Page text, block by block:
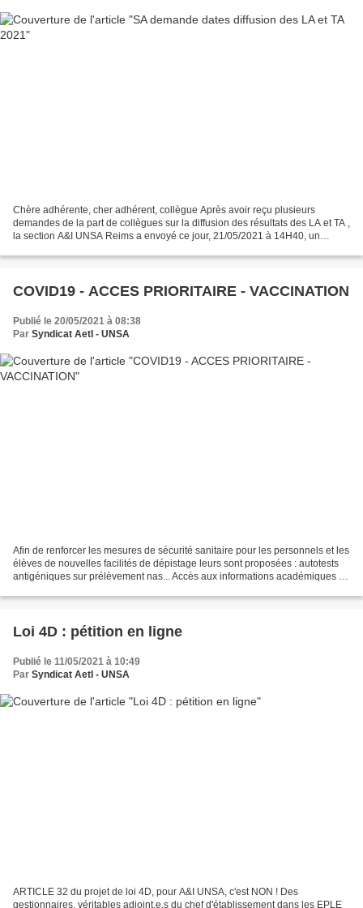
Chère adhérente, cher adhérent, collègue Après avoir reçu plusieurs
demandes de la part de collègues sur la diffusion des résultats des LA et TA ,
la section A&I UNSA Reims a envoyé ce jour, 21/05/2021 à 14H40, un
COVID19 - ACCES PRIORITAIRE - VACCINATION
Publié le 20/05/2021 à 08:38
Par Syndicat AetI - UNSA
Afin de renforcer les mesures de sécurité sanitaire pour les personnels et les
élèves de nouvelles facilités de dépistage leurs sont proposées : autotests
antigéniques sur prélèvement nas... Accès aux informations académiques :
pour-les-personnels.html...
Loi 4D : pétition en ligne
Publié le 11/05/2021 à 10:49
Par Syndicat AetI - UNSA
ARTICLE 32 du projet de loi 4D, pour A&I UNSA, c'est NON ! Des
gestionnaires, véritables adjoint.e.s du chef d'établissement dans les EPLE